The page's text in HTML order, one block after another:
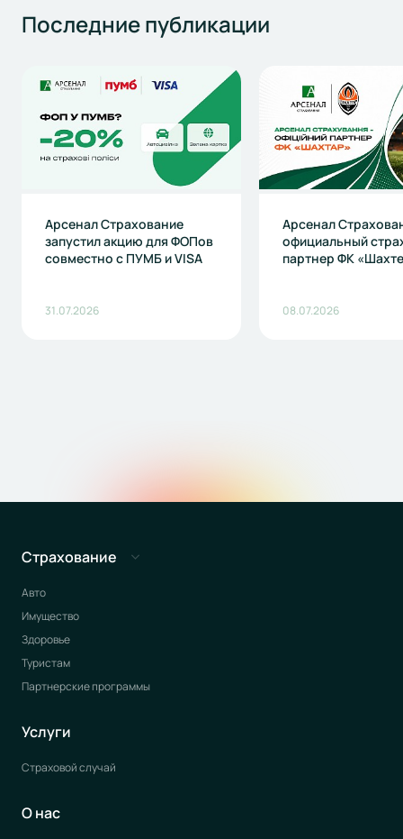
Последниепубликации
Арсенал Страхование
запустил акцию для ФОПов
совместно с ПУМБ и VISA
31.07.2026
Арсенал
официальный
партнер ФК
08.07.2026
Страхование
Авто
Имущество
Здоровье
Туристам
Партнерские программы
Услуги
Страховой случай
О нас